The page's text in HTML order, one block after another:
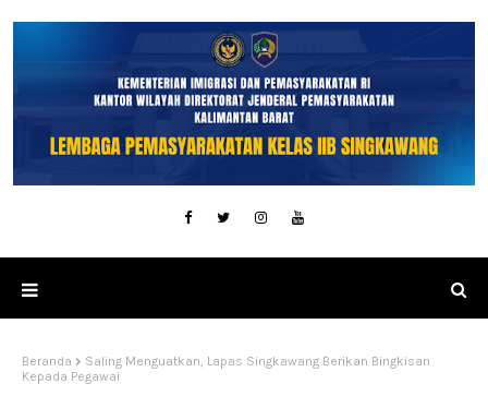
Beranda
Saling Menguatkan, Lapas Singkawang Berikan Bingkisan
Kepada Pegawai